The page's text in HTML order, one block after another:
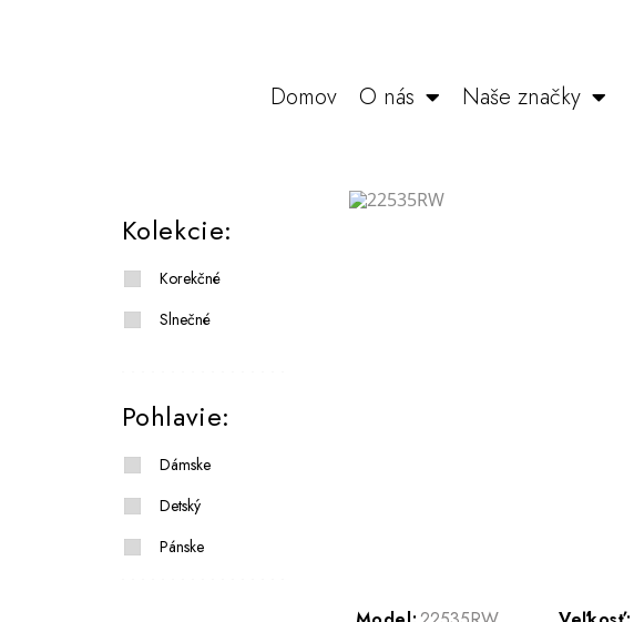
Domov O nás Naše značky
Kolekcie:
Korekčné
Slnečné
Pohlavie:
Dámske
Detský
Pánske